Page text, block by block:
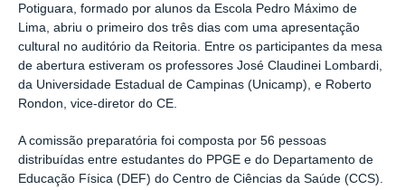
Potiguara, formado por alunos da Escola Pedro Máximo de
Lima, abriu o primeiro dos três dias com uma apresentação
cultural no auditório da Reitoria. Entre os participantes da mesa
de abertura estiveram os professores José Claudinei Lombardi,
da Universidade Estadual de Campinas (Unicamp), e Roberto
Rondon, vice-diretor do CE.
A comissão preparatória foi composta por 56 pessoas
distribuídas entre estudantes do PPGE e do Departamento de
Educação Física (DEF) do Centro de Ciências da Saúde (CCS).